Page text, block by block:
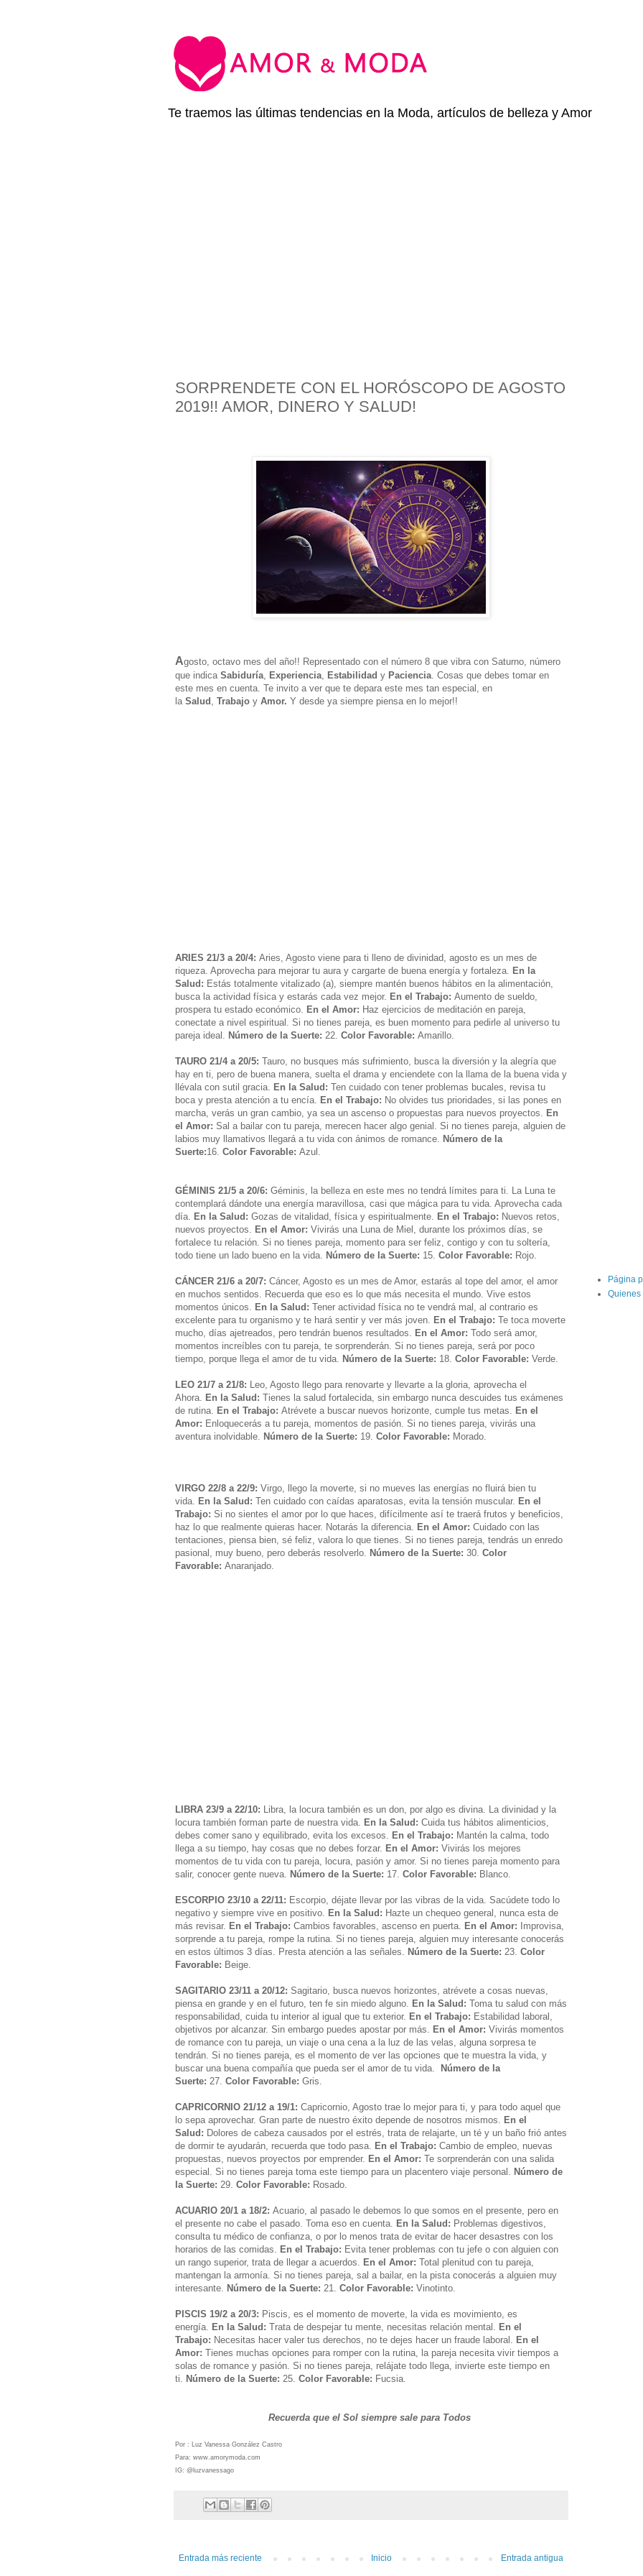
Te traemos las últimas tendencias en la Moda, artículos de belleza y Amor
SORPRENDETE CON EL HORÓSCOPO DE AGOSTO
2019!! AMOR, DINERO Y SALUD!
Agosto, octavo mes del año!! Representado con el número 8 que vibra con Saturno, número
que indica Sabiduría Experiencia Estabilidad y Paciencia . Cosas que debes tomar en
este mes en cuenta. Te invito a ver que te depara este mes tan especial, en
la Salud Trabajo y Amor. Y desde ya siempre piensa en lo mejor!!
ARIES 21/3 a 20/4: Aries, Agosto viene para ti lleno de divinidad, agosto es un mes de
riqueza. Aprovecha para mejorar tu aura y cargarte de buena energía y fortaleza. En la
Salud: Estás totalmente vitalizado (a), siempre mantén buenos hábitos en la alimentación,
busca la actividad física y estarás cada vez mejor. En el Trabajo: Aumento de sueldo,
prospera tu estado económico. En el Amor: Haz ejercicios de meditación en pareja,
conectate a nivel espiritual. Si no tienes pareja, es buen momento para pedirle al universo tu
pareja ideal. Número de la Suerte: 22. Color Favorable: Amarillo.
TAURO 21/4 a 20/5: Tauro, no busques más sufrimiento, busca la diversión y la alegría que
hay en ti, pero de buena manera, suelta el drama y enciendete con la llama de la buena vida y
llévala con sutil gracia. En la Salud: Ten cuidado con tener problemas bucales, revisa tu
boca y presta atención a tu encía. En el Trabajo: No olvides tus prioridades, si las pones en
marcha, verás un gran cambio, ya sea un ascenso o propuestas para nuevos proyectos. En
el Amor: Sal a bailar con tu pareja, merecen hacer algo genial. Si no tienes pareja, alguien de
labios muy llamativos llegará a tu vida con ánimos de romance. Número de la
Suerte:16. Color Favorable: Azul.
GÉMINIS 21/5 a 20/6: Géminis, la belleza en este mes no tendrá límites para ti. La Luna te
contemplará dándote una energía maravillosa, casi que mágica para tu vida. Aprovecha cada
día. En la Salud: Gozas de vitalidad, física y espiritualmente. En el Trabajo: Nuevos retos,
nuevos proyectos. En el Amor: Vivirás una Luna de Miel, durante los próximos días, se
fortalece tu relación. Si no tienes pareja, momento para ser feliz, contigo y con tu soltería,
todo tiene un lado bueno en la vida. Número de la Suerte: 15. Color Favorable: Rojo.
CÁNCER 21/6 a 20/7: Cáncer, Agosto es un mes de Amor, estarás al tope del amor, el amor
en muchos sentidos. Recuerda que eso es lo que más necesita el mundo. Vive estos
momentos únicos. En la Salud: Tener actividad física no te vendrá mal, al contrario es
excelente para tu organismo y te hará sentir y ver más joven. En el Trabajo: Te toca moverte
mucho, días ajetreados, pero tendrán buenos resultados. En el Amor: Todo será amor,
momentos increíbles con tu pareja, te sorprenderán. Si no tienes pareja, será por poco
tiempo, porque llega el amor de tu vida. Número de la Suerte: 18. Color Favorable: Verde.
LEO 21/7 a 21/8: Leo, Agosto llego para renovarte y llevarte a la gloria, aprovecha el
Ahora. En la Salud: Tienes la salud fortalecida, sin embargo nunca descuides tus exámenes
de rutina. En el Trabajo: Atrévete a buscar nuevos horizonte, cumple tus metas. En el
Amor: Enloquecerás a tu pareja, momentos de pasión. Si no tienes pareja, vivirás una
aventura inolvidable. Número de la Suerte: 19. Color Favorable: Morado.
VIRGO 22/8 a 22/9: Virgo, llego la moverte, si no mueves las energías no fluirá bien tu
vida. En la Salud: Ten cuidado con caídas aparatosas, evita la tensión muscular. En el
Trabajo: Si no sientes el amor por lo que haces, difícilmente así te traerá frutos y beneficios,
haz lo que realmente quieras hacer. Notarás la diferencia. En el Amor: Cuidado con las
tentaciones, piensa bien, sé feliz, valora lo que tienes. Si no tienes pareja, tendrás un enredo
pasional, muy bueno, pero deberás resolverlo. Número de la Suerte: 30. Color
Favorable: Anaranjado.
LIBRA 23/9 a 22/10: Libra, la locura también es un don, por algo es divina. La divinidad y la
locura también forman parte de nuestra vida. En la Salud: Cuida tus hábitos alimenticios,
debes comer sano y equilibrado, evita los excesos. En el Trabajo: Mantén la calma, todo
llega a su tiempo, hay cosas que no debes forzar. En el Amor: Vivirás los mejores
momentos de tu vida con tu pareja, locura, pasión y amor. Si no tienes pareja momento para
salir, conocer gente nueva. Número de la Suerte: 17. Color Favorable: Blanco.
ESCORPIO 23/10 a 22/11: Escorpio, déjate llevar por las vibras de la vida. Sacúdete todo lo
negativo y siempre vive en positivo. En la Salud: Hazte un chequeo general, nunca esta de
más revisar. En el Trabajo: Cambios favorables, ascenso en puerta. En el Amor: Improvisa,
sorprende a tu pareja, rompe la rutina. Si no tienes pareja, alguien muy interesante conocerás
en estos últimos 3 días. Presta atención a las señales. Número de la Suerte: 23. Color
Favorable: Beige.
SAGITARIO 23/11 a 20/12: Sagitario, busca nuevos horizontes, atrévete a cosas nuevas,
piensa en grande y en el futuro, ten fe sin miedo alguno. En la Salud: Toma tu salud con más
responsabilidad, cuida tu interior al igual que tu exterior. En el Trabajo: Estabilidad laboral,
objetivos por alcanzar. Sin embargo puedes apostar por más. En el Amor: Vivirás momentos
de romance con tu pareja, un viaje o una cena a la luz de las velas, alguna sorpresa te
tendrán. Si no tienes pareja, es el momento de ver las opciones que te muestra la vida, y
buscar una buena compañía que pueda ser el amor de tu vida. Número de la
Suerte: 27. Color Favorable: Gris.
CAPRICORNIO 21/12 a 19/1: Capricornio, Agosto trae lo mejor para ti, y para todo aquel que
lo sepa aprovechar. Gran parte de nuestro éxito depende de nosotros mismos. En el
Salud: Dolores de cabeza causados por el estrés, trata de relajarte, un té y un baño frió antes
de dormir te ayudarán, recuerda que todo pasa. En el Trabajo: Cambio de empleo, nuevas
propuestas, nuevos proyectos por emprender. En el Amor: Te sorprenderán con una salida
especial. Si no tienes pareja toma este tiempo para un placentero viaje personal. Número de
la Suerte: 29. Color Favorable: Rosado.
ACUARIO 20/1 a 18/2: Acuario, al pasado le debemos lo que somos en el presente, pero en
el presente no cabe el pasado. Toma eso en cuenta. En la Salud: Problemas digestivos,
consulta tu médico de confianza, o por lo menos trata de evitar de hacer desastres con los
horarios de las comidas. En el Trabajo: Evita tener problemas con tu jefe o con alguien con
un rango superior, trata de llegar a acuerdos. En el Amor: Total plenitud con tu pareja,
mantengan la armonía. Si no tienes pareja, sal a bailar, en la pista conocerás a alguien muy
interesante. Número de la Suerte: 21. Color Favorable: Vinotinto.
PISCIS 19/2 a 20/3: Piscis, es el momento de moverte, la vida es movimiento, es
energía. En la Salud: Trata de despejar tu mente, necesitas relación mental. En el
Trabajo: Necesitas hacer valer tus derechos, no te dejes hacer un fraude laboral. En el
Amor: Tienes muchas opciones para romper con la rutina, la pareja necesita vivir tiempos a
solas de romance y pasión. Si no tienes pareja, relájate todo llega, invierte este tiempo en
ti. Número de la Suerte: 25. Color Favorable: Fucsia.
Recuerda que el Sol siempre sale para Todos
Por : Luz Vanessa González Castro
Para: www.amorymoda.com
IG: @luzvanessago
Entrada más reciente Entrada antigua
Inicio
Página
Quienes